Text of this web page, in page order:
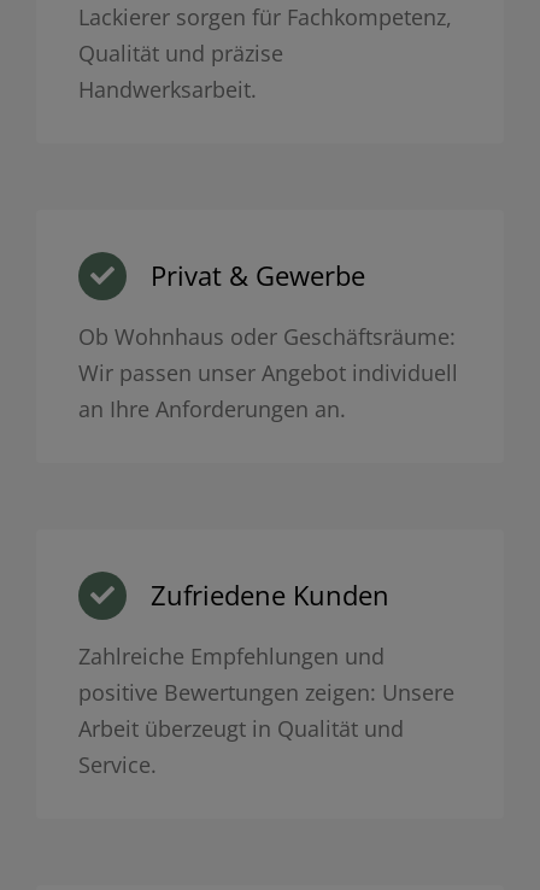
Lackierer sorgen für Fachkompetenz,
Qualität und präzise
Handwerksarbeit.
Privat & Gewerbe
Ob Wohnhaus oder Geschäftsräume:
Wir passen unser Angebot individuell
an Ihre Anforderungen an.
Zufriedene Kunden
Zahlreiche Empfehlungen und
positive Bewertungen zeigen: Unsere
Arbeit überzeugt in Qualität und
Service.